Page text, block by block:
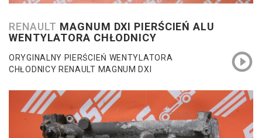
RENAULT MAGNUM DXI PIERŚCIEŃ ALU
WENTYLATORA CHŁODNICY
ORYGINALNY PIERŚCIEŃ WENTYLATORA
CHŁODNICY RENAULT MAGNUM DXI